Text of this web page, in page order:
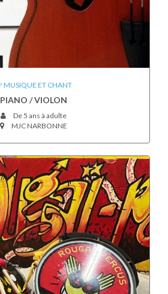
MUSIQUE ET CHANT
PIANO / VIOLON
De 5 ans à adulte
MJC NARBONNE